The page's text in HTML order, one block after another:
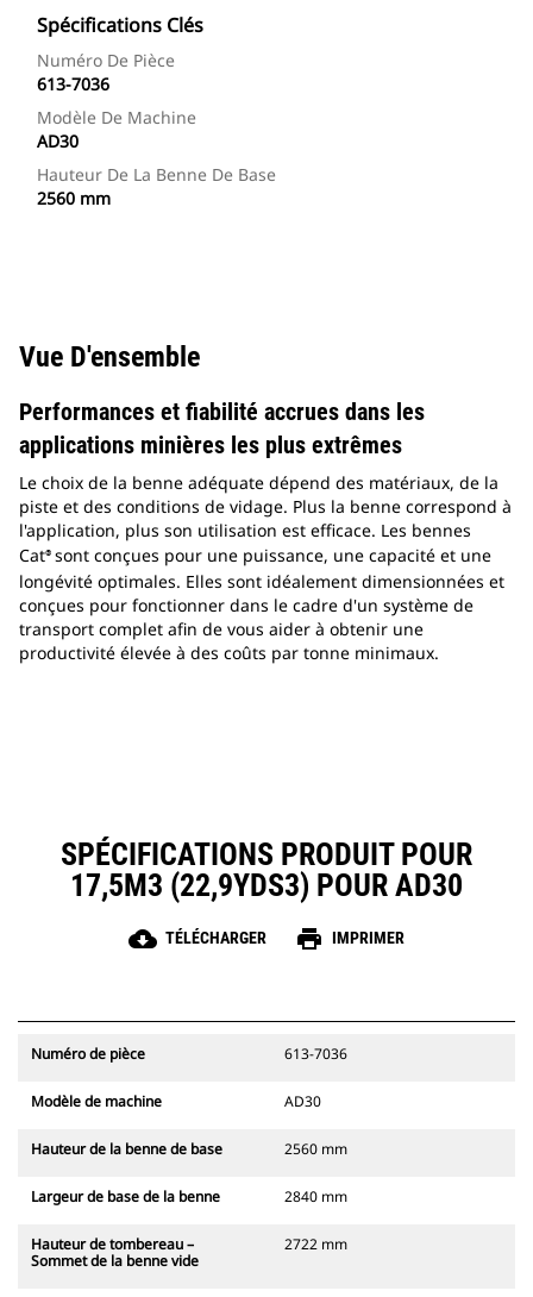
Spécifications Clés
Numéro De Pièce
613-7036
Modèle De Machine
AD30
Hauteur De La Benne De Base
2560 mm
Vue D'ensemble
Performances et fiabilité accrues dans les
applications minières les plus extrêmes
Le choix de la benne adéquate dépend des matériaux, de la
piste et des conditions de vidage. Plus la benne correspond à
l'application, plus son utilisation est efficace. Les bennes
Cat® sont conçues pour une puissance, une capacité et une
longévité optimales. Elles sont idéalement dimensionnées et
conçues pour fonctionner dans le cadre d'un système de
transport complet afin de vous aider à obtenir une
productivité élevée à des coûts par tonne minimaux.
SPÉCIFICATIONS PRODUIT POUR
17,5M3 (22,9YDS3) POUR AD30
cloud_download TÉLÉCHARGER print IMPRIMER
Numéro de pièce 613-7036
Modèle de machine AD30
Hauteur de la benne de base 2560 mm
Largeur de base de la benne 2840 mm
Hauteur de tombereau –
Sommet de la benne vide
2722 mm